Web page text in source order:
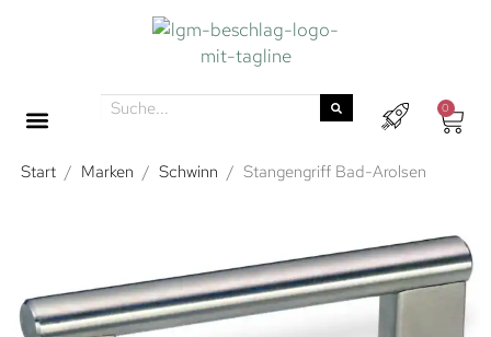
0
Start / Marken / Schwinn / Stangengriff Bad-Arolsen